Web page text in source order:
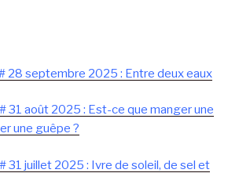
28 septembre 2025 : Entre deux eaux
31 août 2025 : Est-ce que manger une
une guêpe ?
31 juillet 2025 : Ivre de soleil, de sel et